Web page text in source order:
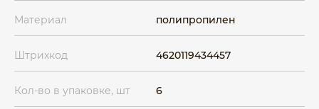
Материал полипропилен
Штрихкод 4620119434457
Кол-во в упаковке, шт 6